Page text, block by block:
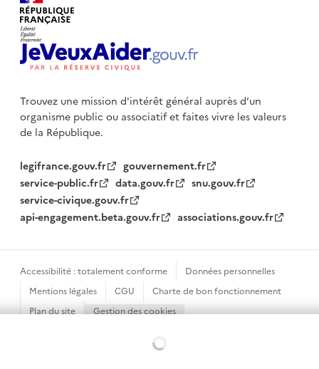
Chargement...
Trouvez une mission d'intérêt général auprès d’un
organisme publicou associatif et faites vivre les valeurs
de la République.
legifrance.gouv.fr
gouvernement.fr
service-public.fr
data.gouv.fr
snu.gouv.fr
service-civique.gouv.fr
api-engagement.beta.gouv.fr
associations.gouv.fr
Accessibilité : totalement conforme
Données personnelles
Mentions légales
CGU
Charte de bon fonctionnement
Plan du site
Gestion des cookies
Sauf mention contraire, tous les textes de ce site sont sous